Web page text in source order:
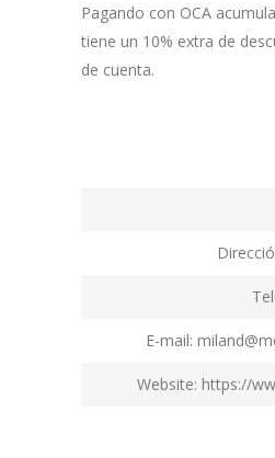
Pagando con OCA
tiene un 10% extra de
de cuenta.
E-mail:
Website: https://